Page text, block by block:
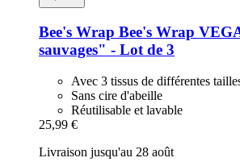
Bee's Wrap Bee's Wrap
sauvages" -​ Lot de 3
Avec 3 tissus de différentes
Sans cire d'abeille
Réutilisable et lavable
25,99 €
Livraison jusqu'au 28 août